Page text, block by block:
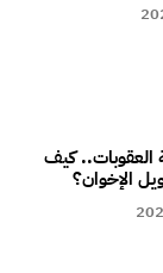
العقوبات.. كيف
الإخوان؟